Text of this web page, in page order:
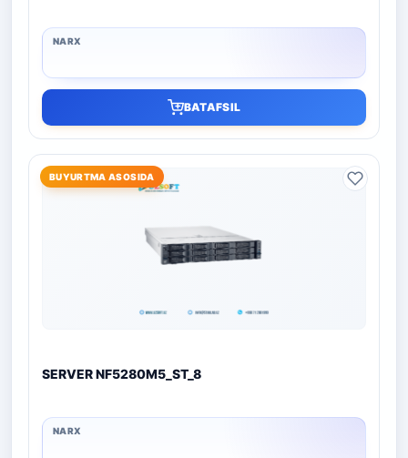
BATAFSIL
BUYURTMA ASOSIDA
SERVER NF5280M5_ST_8